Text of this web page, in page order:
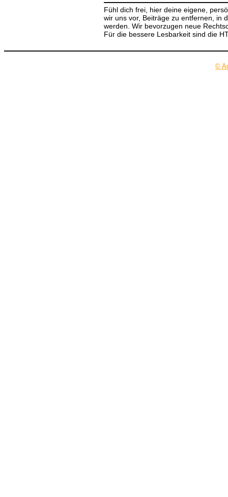
Fühl dich frei, hier deine eigene,
wir uns vor, Beiträge zu entfernen, in
werden. Wir bevorzugen neue
Für die bessere Lesbarkeit sind die
©